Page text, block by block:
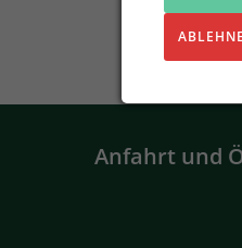
Anfahrt und